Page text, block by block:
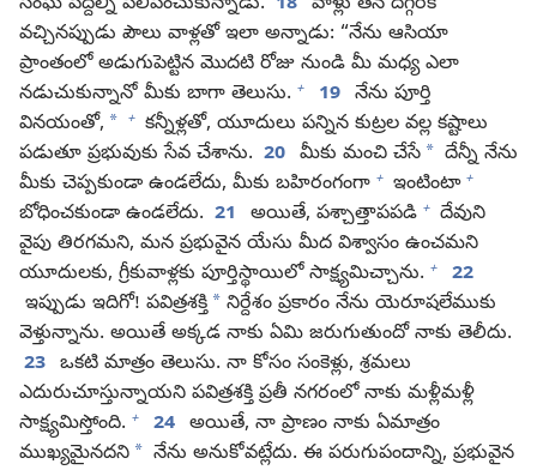
వచ్చినప్పుడు పౌలు వాళ్లతో ఇలా అన్నాడు: “నేను ఆసియా
ప్రాంతంలో అడుగుపెట్టిన మొదటి రోజు నుండి మీ మధ్య ఎలా
నడుచుకున్నానో మీకు బాగా తెలుసు. + 19 నేను పూర్తి
వినయంతో, * + కన్నీళ్లతో, యూదులు పన్నిన కుట్రల వల్ల కష్టాలు
పడుతూ ప్రభువుకు సేవ చేశాను. 20 మీకు మంచి చేసే * దేన్నీ నేను
మీకు చెప్పకుండా ఉండలేదు, మీకు బహిరంగంగా + ఇంటింటా +
బోధించకుండా ఉండలేదు. 21 అయితే, పశ్చాత్తాపపడి + దేవుని
వైపు తిరగమని, మన ప్రభువైన యేసు మీద విశ్వాసం ఉంచమని
యూదులకు, గ్రీకువాళ్లకు పూర్తిస్థాయిలో సాక్ష్యమిచ్చాను. +
22
ఇప్పుడు ఇదిగో! పవిత్రశక్తి * నిర్దేశం ప్రకారం నేను యెరూషలేముకు
వెళ్తున్నాను. అయితే అక్కడ నాకు ఏమి జరుగుతుందో నాకు తెలీదు.
23 ఒకటి మాత్రం తెలుసు. నా కోసం సంకెళ్లు, శ్రమలు
ఎదురుచూస్తున్నాయని పవిత్రశక్తి ప్రతీ నగరంలో నాకు మళ్లీమళ్లీ
సాక్ష్యమిస్తోంది. + 24 అయితే, నా ప్రాణం నాకు ఏమాత్రం
ముఖ్యమైనదని * నేను అనుకోవట్లేదు. ఈ పరుగుపందాన్ని, ప్రభువైన